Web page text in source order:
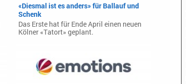
«Diesmal ist es anders» für Ballauf und
Schenk
Das Erste hat für Ende April einen neuen
Kölner «Tatort» geplant.